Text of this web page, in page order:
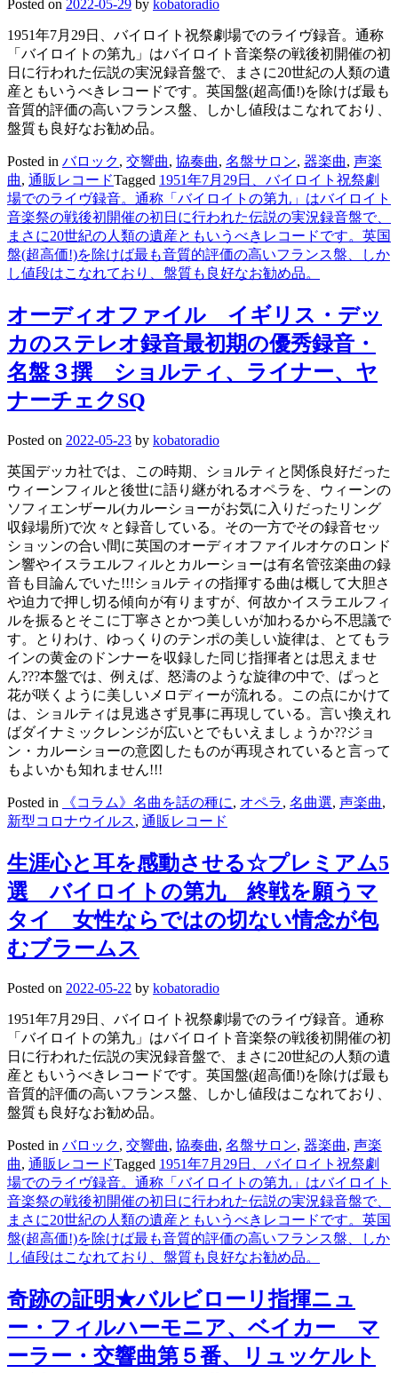
Posted on 2022-05-29 by kobatoradio
1951年7月29日、バイロイト祝祭劇場でのライヴ録音。通称
「バイロイトの第九」はバイロイト音楽祭の戦後初開催の初
日に行われた伝説の実況録音盤で、まさに20世紀の人類の遺
産ともいうべきレコードです。英国盤(超高価!)を除けば最も
音質的評価の高いフランス盤、しかし値段はこなれており、
盤質も良好なお勧め品。
Posted in バロック, 交響曲, 協奏曲, 名盤サロン, 器楽曲, 声楽
曲, 通販レコードTagged 1951年7月29日、バイロイト祝祭劇
場でのライヴ録音。通称「バイロイトの第九」はバイロイト
音楽祭の戦後初開催の初日に行われた伝説の実況録音盤で、
まさに20世紀の人類の遺産ともいうべきレコードです。英国
盤(超高価!)を除けば最も音質的評価の高いフランス盤、しか
し値段はこなれており、盤質も良好なお勧め品。
オーディオファイル イギリス・デッ
カのステレオ録音最初期の優秀録音・
名盤３撰 ショルティ、ライナー、ヤ
ナーチェクSQ
Posted on 2022-05-23 by kobatoradio
英国デッカ社では、この時期、ショルティと関係良好だった
ウィーンフィルと後世に語り継がれるオペラを、ウィーンの
ソフィエンザール(カルーショーがお気に入りだったリング
収録場所)で次々と録音している。その一方でその録音セッ
ショッンの合い間に英国のオーディオファイルオケのロンド
ン響やイスラエルフィルとカルーショーは有名管弦楽曲の録
音も目論んでいた!!!ショルティの指揮する曲は概して大胆さ
や迫力で押し切る傾向が有りますが、何故かイスラエルフィ
ルを振るとそこに丁寧さとかつ美しいが加わるから不思議で
す。とりわけ、ゆっくりのテンポの美しい旋律は、とてもラ
インの黄金のドンナーを収録した同じ指揮者とは思えませ
ん???本盤では、例えば、怒濤のような旋律の中で、ぱっと
花が咲くように美しいメロディーが流れる。この点にかけて
は、ショルティは見逃さず見事に再現している。言い換えれ
ばダイナミックレンジが広いとでもいえましょうか??ジョ
ン・カルーショーの意図したものが再現されていると言って
もよいかも知れません!!!
Posted in 《コラム》名曲を話の種に, オペラ, 名曲選, 声楽曲,
新型コロナウイルス, 通販レコード
生涯心と耳を感動させる☆プレミアム5
選 バイロイトの第九 終戦を願うマ
タイ 女性ならではの切ない情念が包
むブラームス
Posted on 2022-05-22 by kobatoradio
1951年7月29日、バイロイト祝祭劇場でのライヴ録音。通称
「バイロイトの第九」はバイロイト音楽祭の戦後初開催の初
日に行われた伝説の実況録音盤で、まさに20世紀の人類の遺
産ともいうべきレコードです。英国盤(超高価!)を除けば最も
音質的評価の高いフランス盤、しかし値段はこなれており、
盤質も良好なお勧め品。
Posted in バロック, 交響曲, 協奏曲, 名盤サロン, 器楽曲, 声楽
曲, 通販レコードTagged 1951年7月29日、バイロイト祝祭劇
場でのライヴ録音。通称「バイロイトの第九」はバイロイト
音楽祭の戦後初開催の初日に行われた伝説の実況録音盤で、
まさに20世紀の人類の遺産ともいうべきレコードです。英国
盤(超高価!)を除けば最も音質的評価の高いフランス盤、しか
し値段はこなれており、盤質も良好なお勧め品。
奇跡の証明★バルビローリ指揮ニュ
ー・フィルハーモニア、ベイカー マ
ーラー・交響曲第５番、リュッケルト